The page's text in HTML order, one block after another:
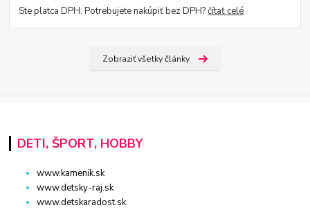
Ste platca DPH. Potrebujete nakúpiť bez DPH?čítať celé
Zobraziť všetky články
DETI, ŠPORT, HOBBY
www.kamenik.sk
www.detsky-raj.sk
www.detskaradost.sk